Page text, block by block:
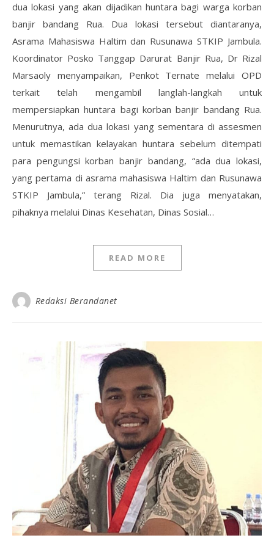
dua lokasi yang akan dijadikan huntara bagi warga korban
banjir bandang Rua. Dua lokasi tersebut diantaranya,
Asrama Mahasiswa Haltim dan Rusunawa STKIP Jambula.
Koordinator Posko Tanggap Darurat Banjir Rua, Dr Rizal
Marsaoly menyampaikan, Penkot Ternate melalui OPD
terkait telah mengambil langlah-langkah untuk
mempersiapkan huntara bagi korban banjir bandang Rua.
Menurutnya, ada dua lokasi yang sementara di assesmen
untuk memastikan kelayakan huntara sebelum ditempati
para pengungsi korban banjir bandang, “ada dua lokasi,
yang pertama di asrama mahasiswa Haltim dan Rusunawa
STKIP Jambula,” terang Rizal. Dia juga menyatakan,
pihaknya melalui Dinas Kesehatan, Dinas Sosial…
READ MORE
Redaksi Berandanet